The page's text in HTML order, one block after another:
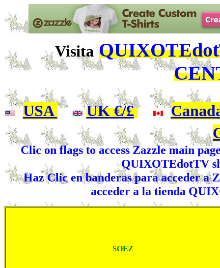
Visita
USA| UK€/£ |
Clic on flags to access Zazzle main
QUIXOTEdotTV
Haz Clic en banderas para acceder a
acceder a la tienda
SOEZ